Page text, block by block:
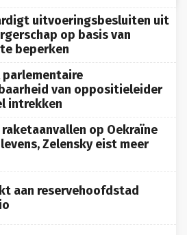
uitvoeringsbesluiten uit
op basis van
beperken
parlementaire
van oppositieleider
intrekken
raketaanvallen op Oekraïne
Zelensky eist meer
aan reservehoofdstad